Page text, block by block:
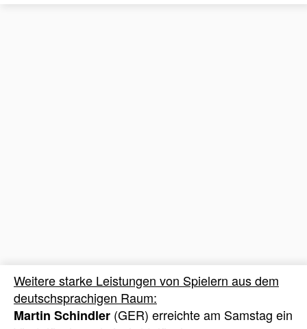
Weitere starke Leistungen von Spielern aus dem
deutschsprachigen Raum:
Martin Schindler (GER) erreichte am Samstag ein